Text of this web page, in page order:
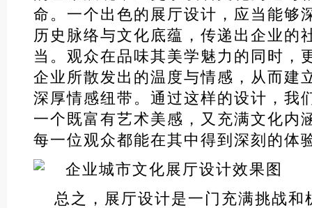
命。一个出色的展厅设计，应当能够
历史脉络与文化底蕴，传递出企业的
当。观众在品味其美学魅力的同时，
企业所散发出的温度与情感，从而建
深厚情感纽带。通过这样的设计，我
一个既富有艺术美感，又充满文化内
每一位观众都能在其中得到深刻的体
总之，展厅设计是一门充满挑战和